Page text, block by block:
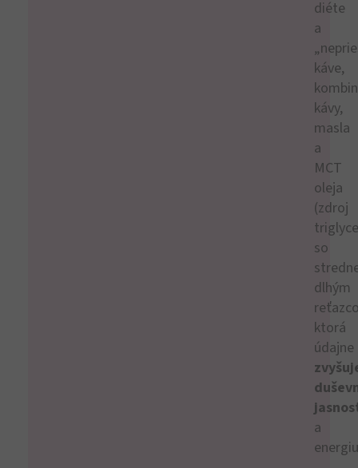
diéte
a
káve,
kávy,
masla
a
MCT
oleja
(zdroj
so
dlhým
ktorá
údajne
a